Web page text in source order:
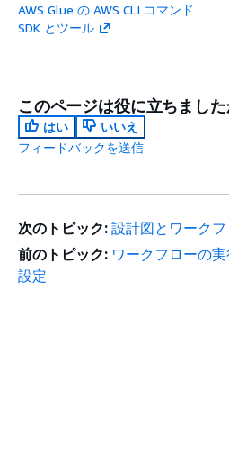
AWS Glue の AWS CLI コマンド
SDK とツール
このページは役に立ちました
はい
いいえ
フィードバックを送信
次のトピック: 設計図とワーク
前のトピック: ワークフローの
設定